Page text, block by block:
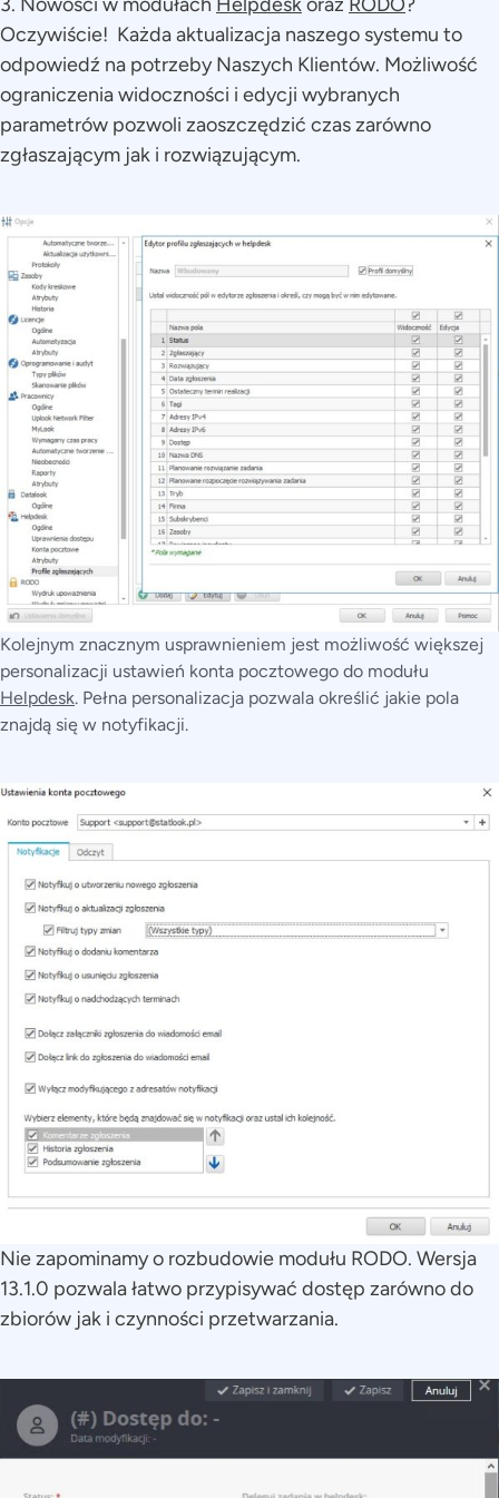
Oczywiście! Każda aktualizacja naszego systemu to
odpowiedź na potrzeby Naszych Klientów. Możliwość
ograniczenia widoczności i edycji wybranych
parametrów pozwoli zaoszczędzić czas zarówno
zgłaszającym jak i rozwiązującym.
Kolejnym znacznym usprawnieniem jest możliwość większej
personalizacji ustawień konta pocztowego do modułu
Helpdesk. Pełna personalizacja pozwala określić jakie pola
znajdą się w notyfikacji.
Nie zapominamy o rozbudowie modułu RODO. Wersja
13.1.0 pozwala łatwo przypisywać dostęp zarówno do
zbiorów jak i czynności przetwarzania.